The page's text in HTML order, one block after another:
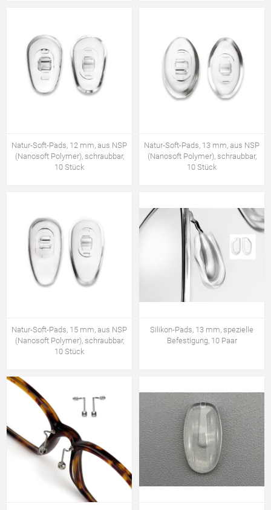
Natur-Soft-Pads, 12 mm, aus NSP
(Nanosoft Polymer), schraubbar,
10 Stück
Natur-Soft-Pads, 13 mm, aus NSP
(Nanosoft Polymer), schraubbar,
10 Stück
Natur-Soft-Pads, 15 mm, aus NSP
(Nanosoft Polymer), schraubbar,
10 Stück
Silikon-Pads, 13 mm, spezielle
Befestigung, 10 Paar